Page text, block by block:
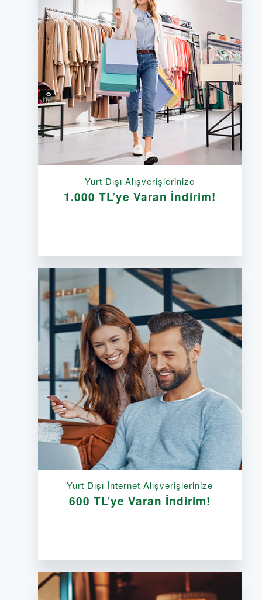
Yurt Dışı Alışverişlerinize
1.000 TL’ye Varan İndirim!
Yurt Dışı İnternet Alışverişlerinize
600 TL’ye Varan İndirim!